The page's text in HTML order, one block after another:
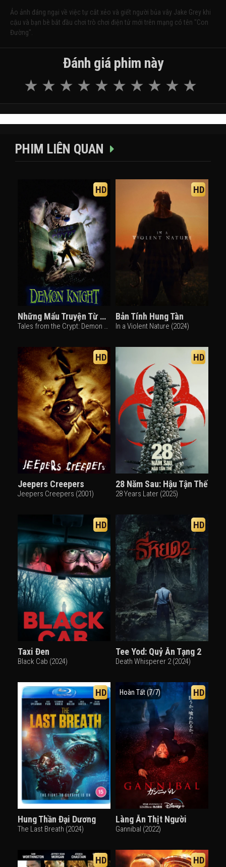
Ảo ảnh đáng ngại về việc tự cắt xẻo và giết người bủa vây Jake Grey khi
cậu và bạn bè bắt đầu chơi trò chơi điện tử mới trên mạng có tên "Con
Đường".
Đánh giá phim này
PHIM LIÊN QUAN
HD
Những Mẩu Truyện Từ Hầm Mộ
Tales from the Crypt: Demon Knight (1995)
HD
Bản Tính Hung Tàn
In a Violent Nature (2024)
HD
Jeepers Creepers
Jeepers Creepers (2001)
HD
28 Năm Sau: Hậu Tận Thế
28 Years Later (2025)
HD
Taxi Đen
Black Cab (2024)
HD
Tee Yod: Quỷ Ăn Tạng 2
Death Whisperer 2 (2024)
HD
Hung Thần Đại Dương
The Last Breath (2024)
Hoàn Tất (7/7) HD
Làng Ăn Thịt Người
Gannibal (2022)
HD HD